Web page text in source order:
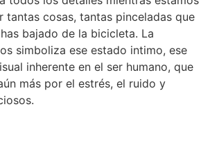
tantas cosas, tantas pinceladas que
bajado de la bicicleta. La
simboliza ese estado intimo, ese
inherente en el ser humano, que
más por el estrés, el ruido y